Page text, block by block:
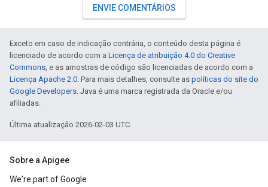
ENVIE COMENTÁRIOS
Exceto em caso de indicação contrária, o conteúdo desta página é
licenciado de acordo com a Licença de atribuição 4.0 do Creative
Commons, e as amostras de código são licenciadas de acordo com a
Licença Apache 2.0. Para mais detalhes, consulte as políticas do site do
Google Developers. Java é uma marca registrada da Oracle e/ou
afiliadas.
Última atualização 2026-02-03 UTC.
Sobre a Apigee
We're part of Google